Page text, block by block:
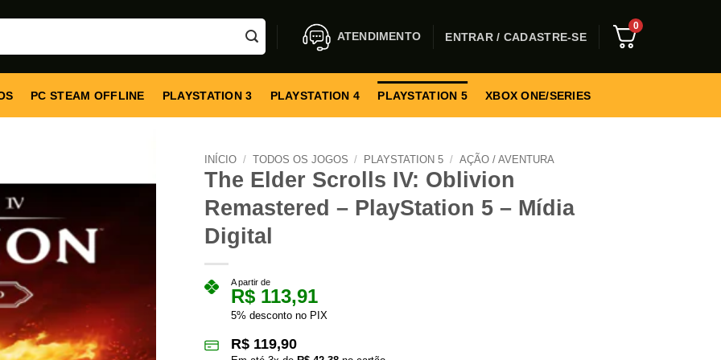
ATENDIMENTO ENTRAR / CADASTRE-SE
0
PC STEAM OFFLINE PLAYSTATION 3 PLAYSTATION 4 PLAYSTATION 5 XBOX ONE/SERIES
INÍCIO / TODOS OS JOGOS / PLAYSTATION 5 / AÇÃO / AVENTURA
The Elder Scrolls IV: Oblivion
Remastered – PlayStation 5 – Mídia
Digital
A partir de
R$ 113,91
5% desconto no PIX
R$ 119,90